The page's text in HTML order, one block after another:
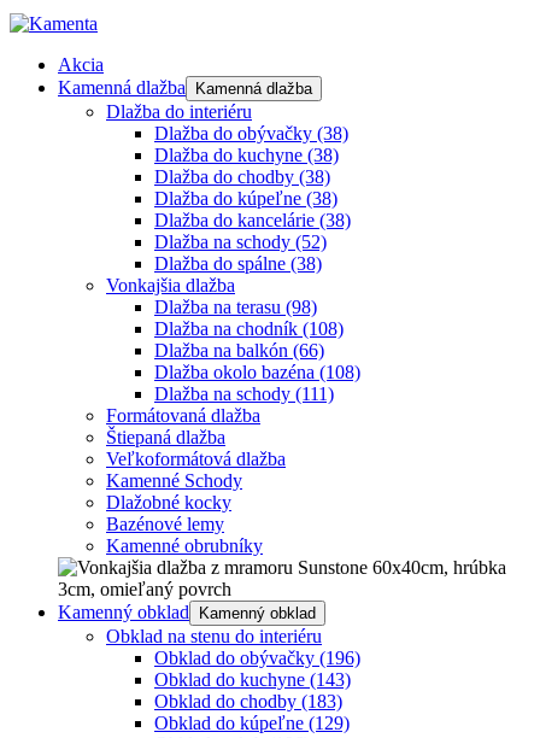
Akcia
Kamenná dlažba
Kamenná dlažba
Dlažba do interiéru
Dlažba do obývačky (38)
Dlažba do kuchyne (38)
Dlažba do chodby (38)
Dlažba do kúpeľne (38)
Dlažba do kancelárie (38)
Dlažba na schody (52)
Dlažba do spálne (38)
Vonkajšia dlažba
Dlažba na terasu (98)
Dlažba na chodník (108)
Dlažba na balkón (66)
Dlažba okolo bazéna (108)
Dlažba na schody (111)
Formátovaná dlažba
Štiepaná dlažba
Veľkoformátová dlažba
Kamenné Schody
Dlažobné kocky
Bazénové lemy
Kamenné obrubníky
Kamenný obklad Kamenný obklad
Obklad na stenu do interiéru
Obklad do obývačky (196)
Obklad do kuchyne (143)
Obklad do chodby (183)
Obklad do kúpeľne (129)